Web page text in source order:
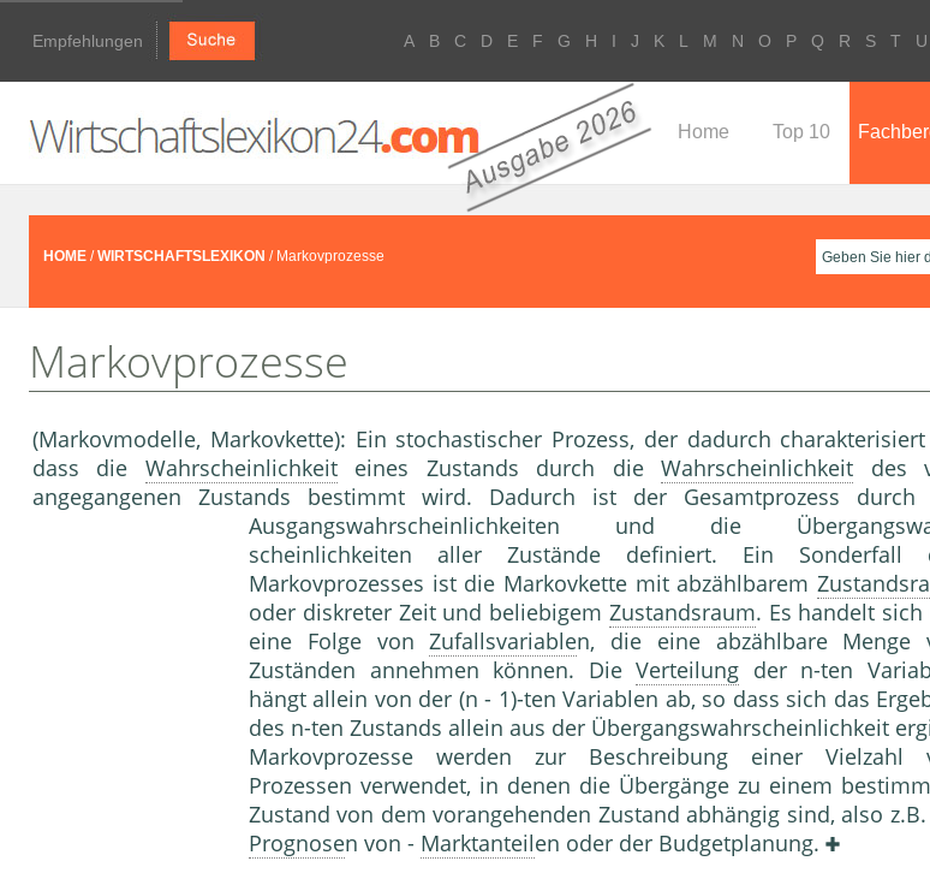
Empfehlungen A B C D E F G H I J K L M N O P Q R S T U
Home Top 10
HOME /WIRTSCHAFTSLEXIKON / Markovprozesse
Markovprozesse
(Markovmodelle, Markovket­te): Ein stochastischer Prozess, der dadurch
dass die Wahrscheinlichkeiteines Zustands durch dieWahrscheinlichkeit des
angegangenen Zustands bestimmt wird. Da­durch ist der Gesamtprozess durch
Ausgangs­wahrscheinlichkeiten und die
scheinlichkeiten aller Zustände definiert. Ein Sonderfall
Markovprozesses ist die Markov­kette mit abzählbarem
oder dis­kreter Zeit und beliebigem Zustandsraum. Es handelt sich
eine Folge vonZufallsvariablen, die eine abzählbare Menge
Zuständen an­nehmen können. DieVerteilung der n-ten
hängt allein von der (n - 1)-ten Variablen ab, so dass sich das
des n-ten Zustands allein aus der Übergangswahrscheinlichkeit
Markovprozesse werden zur Beschreibung einer Vielzahl
Prozessen verwendet, in denen die Übergänge zu einem
Zustand von dem vorangehenden Zustand abhängig sind, al­so
Prognosen von - Marktanteilen oder der Budgetplanung.